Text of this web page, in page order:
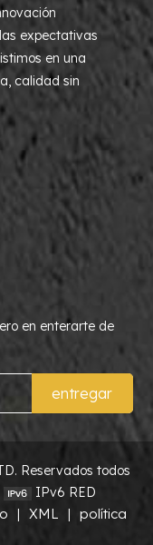
expectativas
en una
calidad sin
en enterarte de
entregar
Reservados todos
IPv6 RED
| XML |
política